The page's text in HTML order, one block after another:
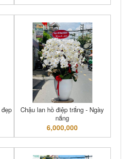
Chậu lan hồ điệp trắng - Ngày
nắng
6,000,000